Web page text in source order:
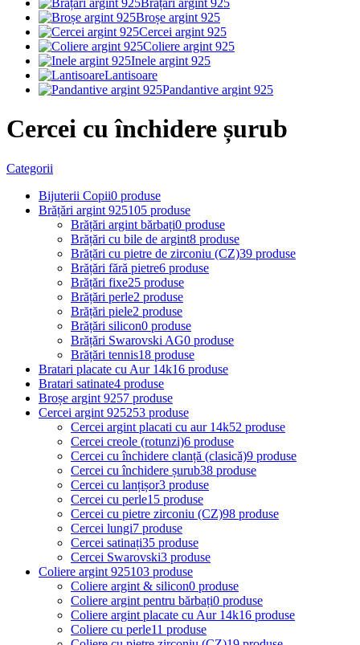
Brățări argint 925
Broșe argint 925
Cercei argint 925
Coliere argint 925
Inele argint 925
Lantisoare
Pandantive argint 925
Cercei cu închidere șurub
Categorii
Bijuterii Copii0 produse
Brățări argint 925105 produse
Brățări argint bărbați0 produse
Brățări cu bile de argint8 produse
Brățări cu pietre de zirconiu (CZ)39 produse
Brățări fără pietre6 produse
Brățări fixe25 produse
Brățări perle2 produse
Brățări piele2 produse
Brățări silicon0 produse
Brățări Swarovski AG0 produse
Brățări tennis18 produse
Bratari placate cu Aur 14k16 produse
Bratari satinate4 produse
Broșe argint 9257 produse
Cercei argint 925253 produse
Cercei argint placati cu aur 14k52 produse
Cercei creole (rotunzi)6 produse
Cercei cu închidere clanță (clasică)9 produse
Cercei cu închidere șurub38 produse
Cercei cu lanțișor3 produse
Cercei cu perle15 produse
Cercei cu pietre zirconiu (CZ)98 produse
Cercei lungi7 produse
Cercei satinați35 produse
Cercei Swarovski3 produse
Coliere argint 925103 produse
Coliere argint & silicon0 produse
Coliere argint pentru bărbați0 produse
Coliere argint placate cu Aur 14k16 produse
Coliere cu perle11 produse